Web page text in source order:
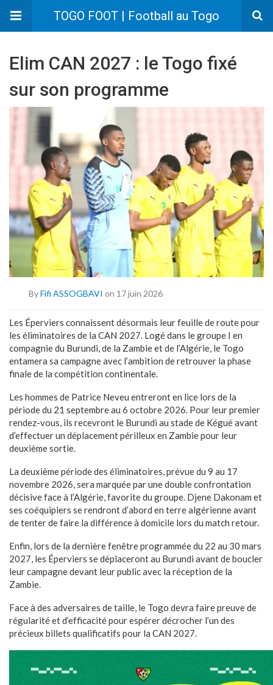
TOGO FOOT | Football au Togo
Elim CAN 2027 : le Togo fixé
sur son programme
ByFifi ASSOGBAVI on 17 juin 2026
Les Éperviers connaissent désormais leur feuille de route pour
les éliminatoires de la CAN 2027. Logé dans le groupe I en
compagnie du Burundi, de la Zambie et de l’Algérie, le Togo
entamera sa campagne avec l’ambition de retrouver la phase
finale de la compétition continentale.
Les hommes de Patrice Neveu entreront en lice lors de la
période du 21 septembre au 6 octobre 2026. Pour leur premier
rendez-vous, ils recevront le Burundi au stade de Kégué avant
d’effectuer un déplacement périlleux en Zambie pour leur
deuxième sortie.
La deuxième période des éliminatoires, prévue du 9 au 17
novembre 2026, sera marquée par une double confrontation
décisive face à l’Algérie, favorite du groupe. Djene Dakonam et
ses coéquipiers se rendront d’abord en terre algérienne avant
de tenter de faire la différence à domicile lors du match retour.
Enfin, lors de la dernière fenêtre programmée du 22 au 30 mars
2027, les Éperviers se déplaceront au Burundi avant de boucler
leur campagne devant leur public avec la réception de la
Zambie.
Face à des adversaires de taille, le Togo devra faire preuve de
régularité et d’efficacité pour espérer décrocher l’un des
précieux billets qualificatifs pour la CAN 2027.